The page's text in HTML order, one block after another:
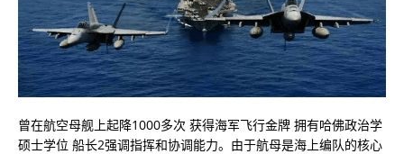
曾在航空母舰上起降1000多次 获得海军飞行金牌 拥有哈佛政治学
硕士学位 船长2强调指挥和协调能力。由于航母是海上编队的核心